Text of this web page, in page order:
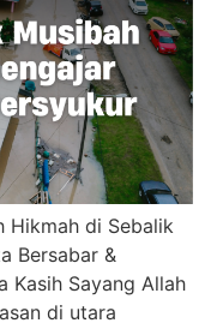
Hikmah di Sebalik
Bersabar &
Kasih Sayang Allah
di utara